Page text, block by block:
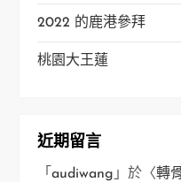
2022 的鹿港參拜
桃園大王蓮
近期留言
「audiwang 」於〈轉